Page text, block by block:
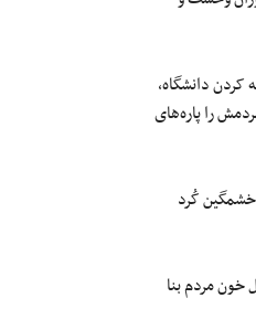
کردن دانشگاه،
را پاره‌های
خشمگین کُرد
خون مردم‌ بنا